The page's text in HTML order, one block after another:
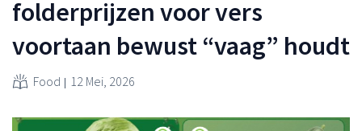
folderprijzen voor vers
voortaan bewust “vaag” houdt
Food 12 Mei, 2026